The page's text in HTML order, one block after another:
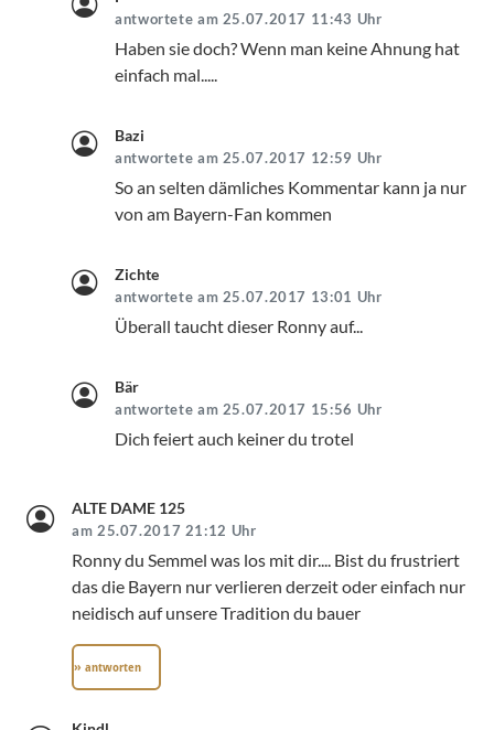
antwortete am 25.07.2017 11:43 Uhr
Haben sie doch? Wenn man keine Ahnung hat
einfach mal.....
Bazi
antwortete am 25.07.2017 12:59 Uhr
So an selten dämliches Kommentar kann ja nur
von am Bayern-Fan kommen
Zichte
antwortete am 25.07.2017 13:01 Uhr
Überall taucht dieser Ronny auf...
Bär
antwortete am 25.07.2017 15:56 Uhr
Dich feiert auch keiner du trotel
ALTE DAME 125
am 25.07.2017 21:12 Uhr
Ronny du Semmel was los mit dir.... Bist du frustriert
das die Bayern nur verlieren derzeit oder einfach nur
neidisch auf unsere Tradition du bauer
» antworten